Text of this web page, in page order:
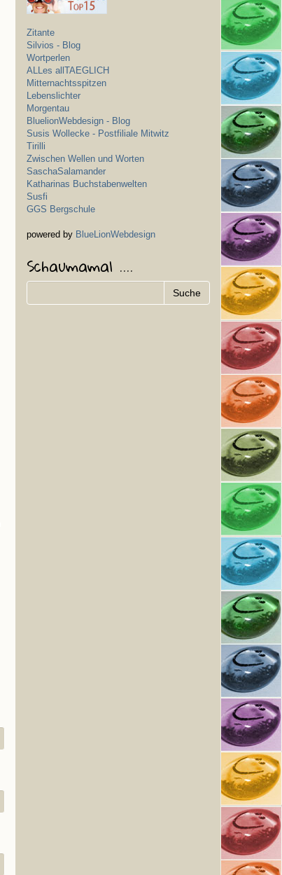
Zitante
Silvios - Blog
Wortperlen
ALLes allTAEGLICH
Mitternachtsspitzen
Lebenslichter
Morgentau
BluelionWebdesign - Blog
Susis Wollecke - Postfiliale Mitwitz
Tirilli
Zwischen Wellen und Worten
SaschaSalamander
Katharinas Buchstabenwelten
Susfi
GGS Bergschule
powered by BlueLionWebdesign
Schaumamal ....